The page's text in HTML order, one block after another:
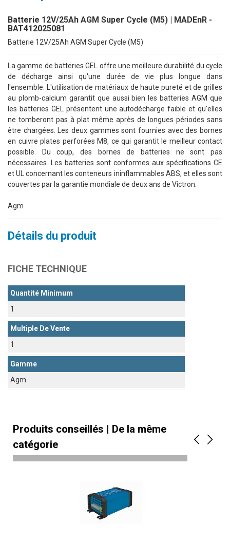
Batterie 12V/25Ah AGM Super Cycle (M5) | MADEnR -
BAT412025081
Batterie 12V/25Ah AGM Super Cycle (M5)
La gamme de batteries GEL offre une meilleure durabilité du cycle
de décharge ainsi qu'une durée de vie plus longue dans
l'ensemble. L'utilisation de matériaux de haute pureté et de grilles
au plomb-calcium garantit que aussi bien les batteries AGM que
les batteries GEL présentent une autodécharge faible et qu'elles
ne tomberont pas à plat même après de longues périodes sans
être chargées. Les deux gammes sont fournies avec des bornes
en cuivre plates perforées M8, ce qui garantit le meilleur contact
possible. Du coup, des bornes de batteries ne sont pas
nécessaires. Les batteries sont conformes aux spécifications CE
et UL concernant les conteneurs ininflammables ABS, et elles sont
couvertes par la garantie mondiale de deux ans de Victron.
Agm
Détails du produit
FICHE TECHNIQUE
Quantité Minimum
1
Multiple De Vente
1
Gamme
Agm
Produits conseillés | De la même
catégorie